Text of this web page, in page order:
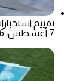
تقييم
7 أغسطس، 2026